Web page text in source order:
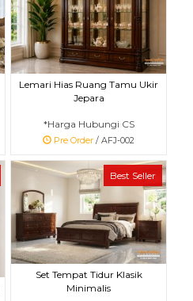
Lemari Hias Ruang Tamu Ukir
Jepara
*Harga Hubungi CS
Pre Order / AFJ-002
Best Seller
Set Tempat Tidur Klasik
Minimalis